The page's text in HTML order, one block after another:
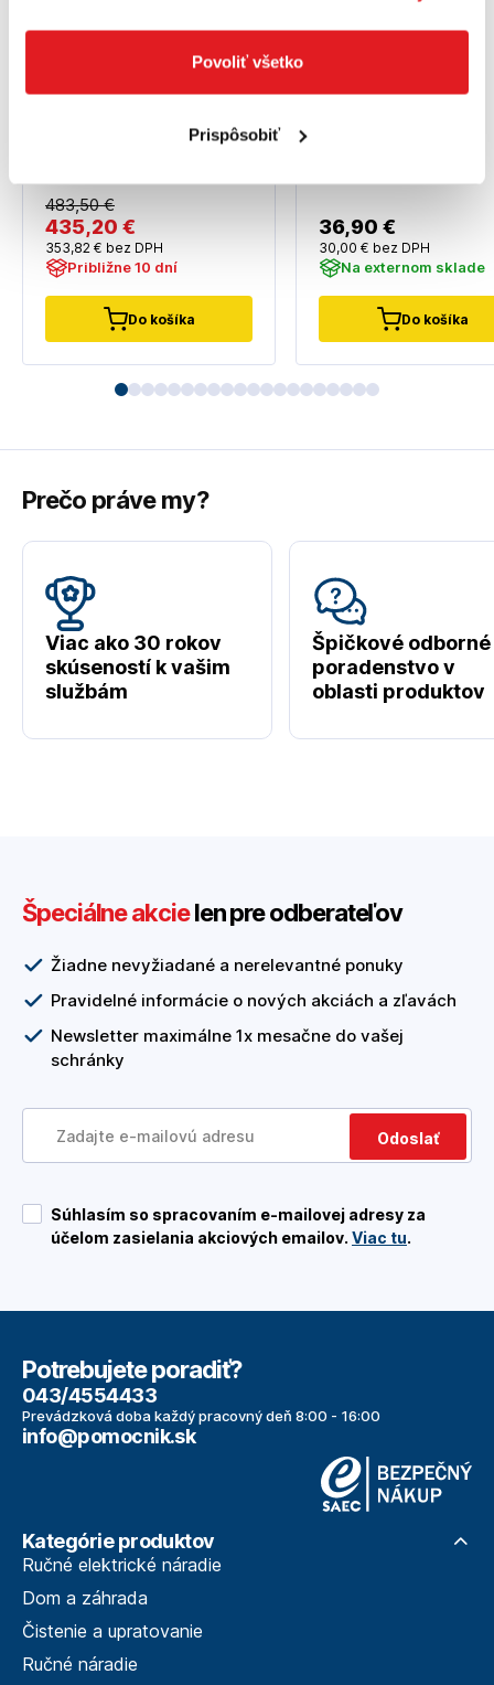
Povoliť všetko
Prispôsobiť
483,50 €
435,20 €
353,82 € bez DPH
Približne 10 dní
Do košíka
36,90 €
30,00 € bez DPH
Na externom sklade
Do košíka
Prečo práve my?
Viac ako 30 rokov
skúseností k vašim
službám
Špičkové odborné
poradenstvo v
oblasti produktov
Špeciálne akcielen pre odberateľov
Žiadne nevyžiadané a nerelevantné ponuky
Pravidelné informácie o nových akciách a zľavách
Newsletter maximálne 1x mesačne do vašej
schránky
Odoslať
Súhlasím so spracovaním e-mailovej adresy za
účelom zasielania akciových emailov. Viac tu.
Potrebujete poradiť?
043/4554433
Prevádzková doba každý pracovný deň 8:00 - 16:00
info@pomocnik.sk
Kategórie produktov
Ručné elektrické náradie
Dom a záhrada
Čistenie a upratovanie
Ručné náradie